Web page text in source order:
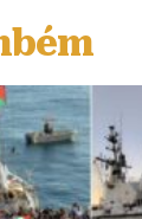
s
A
p
p